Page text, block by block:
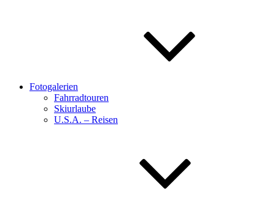
Fotogalerien
Fahrradtouren
Skiurlaube
U.S.A. – Reisen